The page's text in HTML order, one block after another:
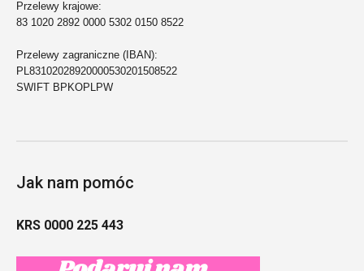
Przelewy krajowe:
83 1020 2892 0000 5302 0150 8522
Przelewy zagraniczne (IBAN):
PL83102028920000530201508522
SWIFT BPKOPLPW
Jak nam pomóc
KRS 0000 225 443